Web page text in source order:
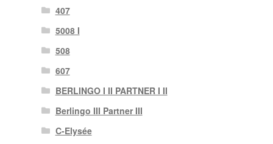
407
5008 I
508
607
BERLINGO I II PARTNER I II
Berlingo III Partner III
C-Elysée